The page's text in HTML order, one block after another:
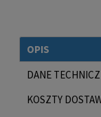
OPIS
DANE
KOSZTY
CENA NIE